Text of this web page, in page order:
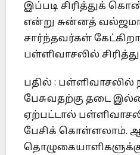
இப்படி சிரித்துக்
என்று சுன்னத்
சார்ந்தவர்கள்
பள்ளிவாசலில்
பதில் :
பேசுவதற்கு தடை
ஏற்பட்டால்
பேசிக் கொள்ளலாம்.